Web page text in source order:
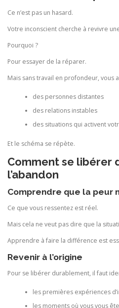
Ce n’est pas un hasard.
Votre inconscient cherche à revivre
Pourquoi ?
Pour essayer de la réparer.
Mais sans travail en profondeur, vous
des personnes distantes
des relations instables
des situations qui activent
Et le schéma se répète.
Comment se libérer
l’abandon
Comprendre que la peur
Ce que vous ressentez est réel.
Mais cela ne veut pas dire que la
Apprendre à faire la différence est
Revenir à l’origine
Pour se libérer durablement, il faut
les premières expériences
les moments où vous vous